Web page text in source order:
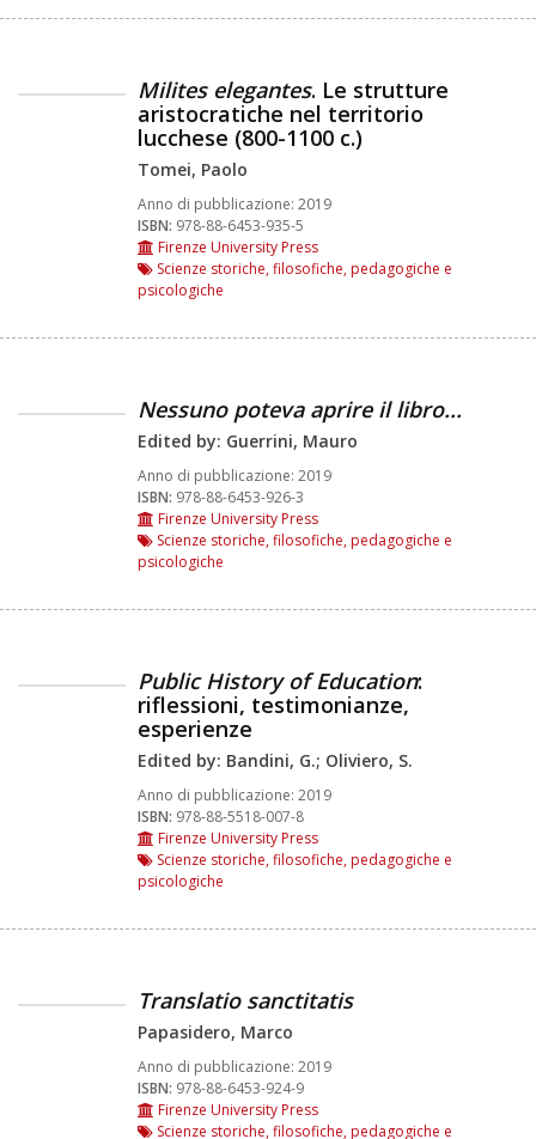
Milites elegantes. Le strutture
aristocratiche nel territorio
lucchese (800-1100 c.)
Tomei, Paolo
Anno di pubblicazione: 2019
ISBN: 978-88-6453-935-5
Firenze University Press
Scienze storiche, filosofiche, pedagogiche e
psicologiche
Nessuno poteva aprire il libro...
Edited by: Guerrini, Mauro
Anno di pubblicazione: 2019
ISBN: 978-88-6453-926-3
Firenze University Press
Scienze storiche, filosofiche, pedagogiche e
psicologiche
Public History of Education:
riflessioni, testimonianze,
esperienze
Edited by: Bandini, G.; Oliviero, S.
Anno di pubblicazione: 2019
ISBN: 978-88-5518-007-8
Firenze University Press
Scienze storiche, filosofiche, pedagogiche e
psicologiche
Translatio sanctitatis
Papasidero, Marco
Anno di pubblicazione: 2019
ISBN: 978-88-6453-924-9
Firenze University Press
Scienze storiche, filosofiche, pedagogiche e